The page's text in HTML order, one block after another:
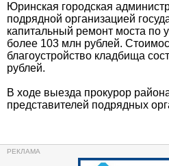
Юринская городская
подрядной организацией
капитальный ремонт моста по
более 103 млн рублей.
благоустройство кладбища
рублей.
В ходе выезда прокурор
представителей подрядных